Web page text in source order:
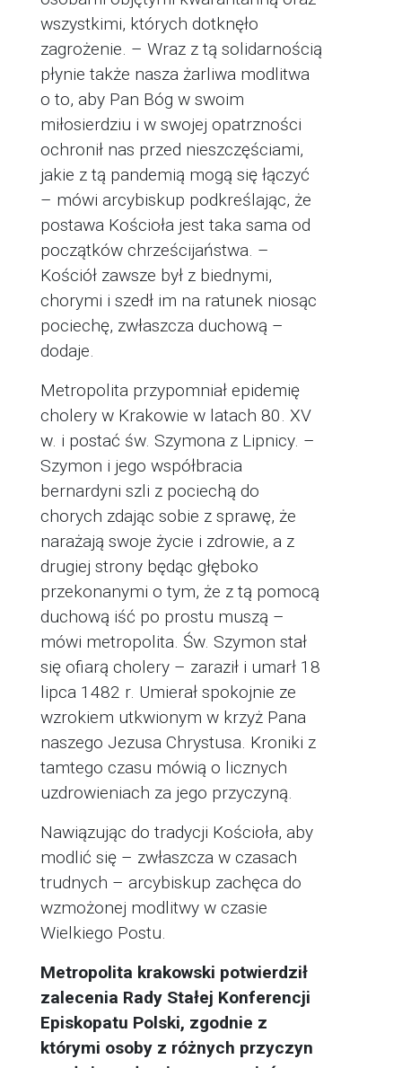
wszystkimi, których dotknęło
zagrożenie. – Wraz z tą solidarnością
płynie także nasza żarliwa modlitwa
o to, aby Pan Bóg w swoim
miłosierdziu i w swojej opatrzności
ochronił nas przed nieszczęściami,
jakie z tą pandemią mogą się łączyć
– mówi arcybiskup podkreślając, że
postawa Kościoła jest taka sama od
początków chrześcijaństwa. –
Kościół zawsze był z biednymi,
chorymi i szedł im na ratunek niosąc
pociechę, zwłaszcza duchową –
dodaje.
Metropolita przypomniał epidemię
cholery w Krakowie w latach 80. XV
w. i postać św. Szymona z Lipnicy. –
Szymon i jego współbracia
bernardyni szli z pociechą do
chorych zdając sobie z sprawę, że
narażają swoje życie i zdrowie, a z
drugiej strony będąc głęboko
przekonanymi o tym, że z tą pomocą
duchową iść po prostu muszą –
mówi metropolita. Św. Szymon stał
się ofiarą cholery – zaraził i umarł 18
lipca 1482 r. Umierał spokojnie ze
wzrokiem utkwionym w krzyż Pana
naszego Jezusa Chrystusa. Kroniki z
tamtego czasu mówią o licznych
uzdrowieniach za jego przyczyną.
Nawiązując do tradycji Kościoła, aby
modlić się – zwłaszcza w czasach
trudnych – arcybiskup zachęca do
wzmożonej modlitwy w czasie
Wielkiego Postu.
Metropolita krakowski potwierdził
zalecenia Rady Stałej Konferencji
Episkopatu Polski, zgodnie z
którymi osoby z różnych przyczyn